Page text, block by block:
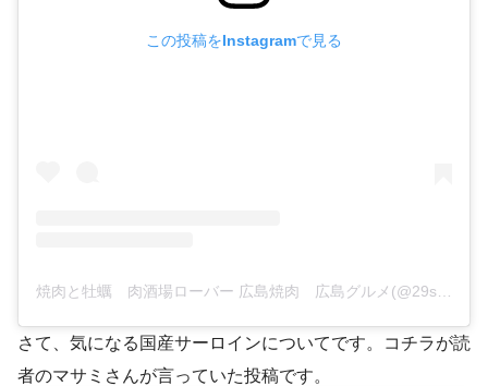
この投稿をInstagramで見る
さて、気になる国産サーロインについてです。コチラが読
者のマサミさんが言っていた投稿です。